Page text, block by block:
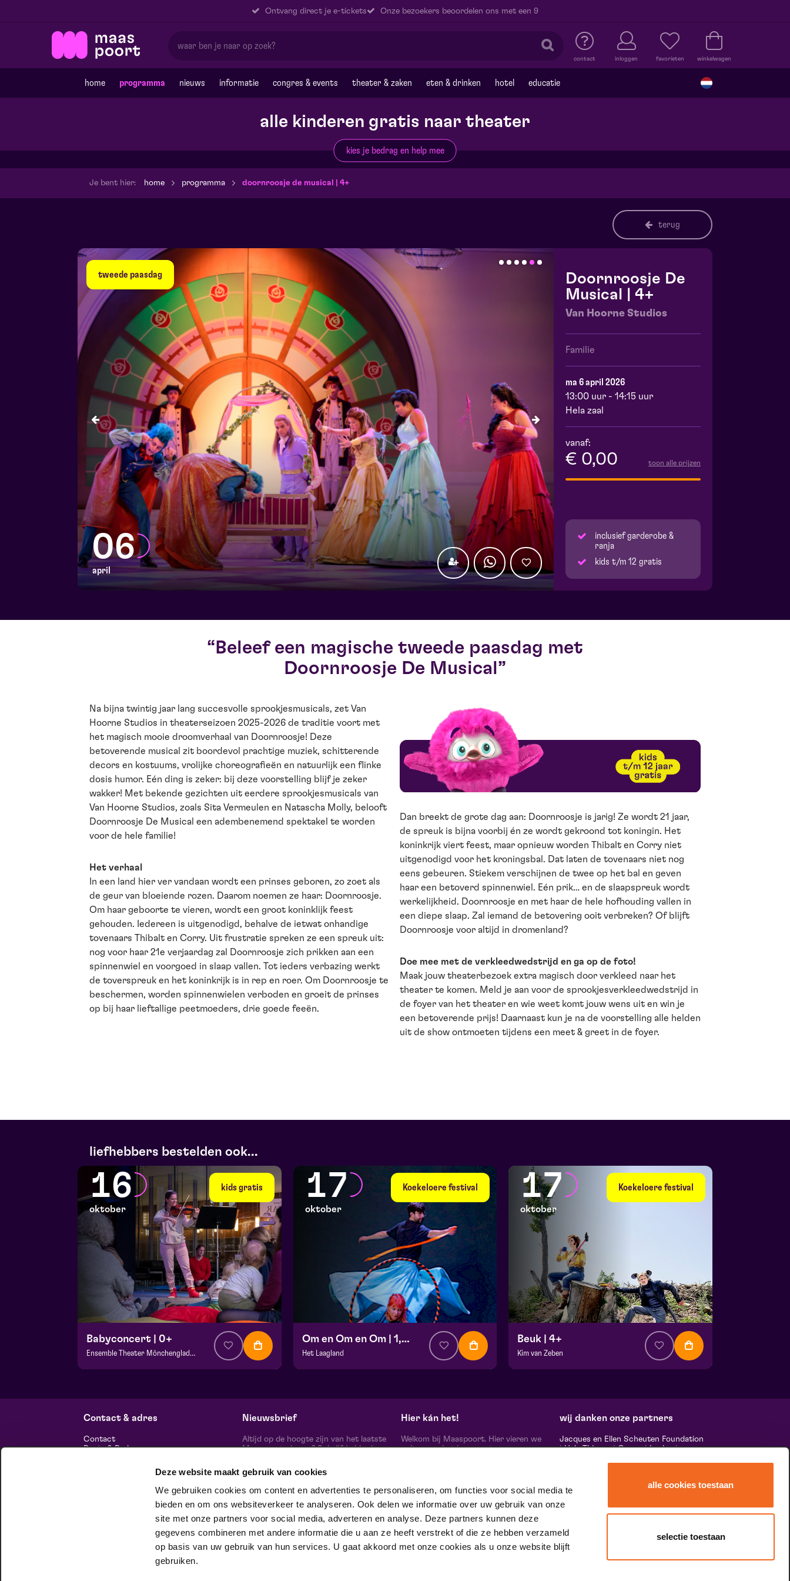
Deze website maakt gebruik van cookies
We gebruiken cookies om content en advertenties te personaliseren, om functies voor social media te
bieden en om ons websiteverkeer te analyseren. Ook delen we informatie over uw gebruik van onze
site met onze partners voor social media, adverteren en analyse. Deze partners kunnen deze
gegevens combineren met andere informatie die u aan ze heeft verstrekt of die ze hebben verzameld
op basis van uw gebruik van hun services. U gaat akkoord met onze cookies als u onze website blijft
gebruiken.
alle cookies toestaan
selectie toestaan
Ontvang direct je e-tickets Onze bezoekers beoordelen ons met een 9
contact inloggen favorieten winkelwagen
home programma nieuws informatie congres & events theater & zaken eten & drinken hotel educatie
alle kinderen gratis naar theater
kies je bedrag en help mee
Je bent hier: home programma doornroosje de musical | 4+
terug
06
april
tweede paasdag
Doornroosje De
Musical | 4+
Van Hoorne Studios
Familie
ma 6 april 2026
13:00 uur - 14:15 uur
Hela zaal
vanaf:
€ 0,00 toon alle prijzen
inclusief garderobe &
ranja
kids t/m 12 gratis
Beleef een magische tweede paasdag met
Doornroosje De Musical
Na bijna twintig jaar lang succesvolle sprookjesmusicals, zet Van
Hoorne Studios in theaterseizoen 2025-2026 de traditie voort met
het magisch mooie droomverhaal van Doornroosje! Deze
betoverende musical zit boordevol prachtige muziek, schitterende
decors en kostuums, vrolijke choreografieën en natuurlijk een flinke
dosis humor. Eén ding is zeker: bij deze voorstelling blijf je zeker
wakker! Met bekende gezichten uit eerdere sprookjesmusicals van
Van Hoorne Studios, zoals Sita Vermeulen en Natascha Molly, belooft
Doornroosje De Musical een adembenemend spektakel te worden
voor de hele familie!
Het verhaal
In een land hier ver vandaan wordt een prinses geboren, zo zoet als
de geur van bloeiende rozen. Daarom noemen ze haar: Doornroosje.
Om haar geboorte te vieren, wordt een groot koninklijk feest
gehouden. Iedereen is uitgenodigd, behalve de ietwat onhandige
tovenaars Thibalt en Corry. Uit frustratie spreken ze een spreuk uit:
nog voor haar 21e verjaardag zal Doornroosje zich prikken aan een
spinnenwiel en voorgoed in slaap vallen. Tot ieders verbazing werkt
de toverspreuk en het koninkrijk is in rep en roer. Om Doornroosje te
beschermen, worden spinnenwielen verboden en groeit de prinses
op bij haar lieftallige peetmoeders, drie goede feeën.
Dan breekt de grote dag aan: Doornroosje is jarig! Ze wordt 21 jaar,
de spreuk is bijna voorbij én ze wordt gekroond tot koningin. Het
koninkrijk viert feest, maar opnieuw worden Thibalt en Corry niet
uitgenodigd voor het kroningsbal. Dat laten de tovenaars niet nog
eens gebeuren. Stiekem verschijnen de twee op het bal en geven
haar een betoverd spinnenwiel. Eén prik… en de slaapspreuk wordt
werkelijkheid. Doornroosje en met haar de hele hofhouding vallen in
een diepe slaap. Zal iemand de betovering ooit verbreken? Of blijft
Doornroosje voor altijd in dromenland?
Doe mee met de verkleedwedstrijd en ga op de foto!
Maak jouw theaterbezoek extra magisch door verkleed naar het
theater te komen. Meld je aan voor de sprookjesverkleedwedstrijd in
de foyer van het theater en wie weet komt jouw wens uit en win je
een betoverende prijs! Daarnaast kun je na de voorstelling alle helden
uit de show ontmoeten tijdens een meet & greet in de foyer.
liefhebbers bestelden ook...
kids gratis
16
oktober
Babyconcert | 0+
Ensemble Theater Mönchengladbach
vr 16 oktober 2026 | 11:00
Koekeloere festival
17
oktober
Om en Om en Om | 1,5+
Het Laagland
za 17 oktober 2026 | 10:00
Koekeloere festival
17
oktober
Beuk | 4+
Kim van Zeben
za 17 oktober 2026 | 13:30
Contact & adres
Contact
Route & Parkeren
Duurzaam ondernemen
Nieuwsbrief
Altijd op de hoogte zijn van het laatste
Maaspoort nieuws? Schrijf je hier in
schrijf je in
volg ons op
Hier kán het!
Welkom bij Maaspoort. Hier vieren we
cultuur en het leven met een
echte verschil maak je samen’.
Winnaar van de Red Dot Award Brands
& Communication Design 2024 in de
categorie Corporate Design & Identity.
wij danken onze partners
Jacques en Ellen Scheuten Foundation
|Hela Thissen|Canon|Leolux|
Vostermans Companies|Unica
speciale dank aan